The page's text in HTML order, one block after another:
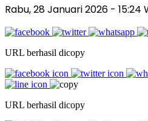
Rabu, 28 Januari 2026 - 15:24
URL berhasil dicopy
URL berhasil dicopy